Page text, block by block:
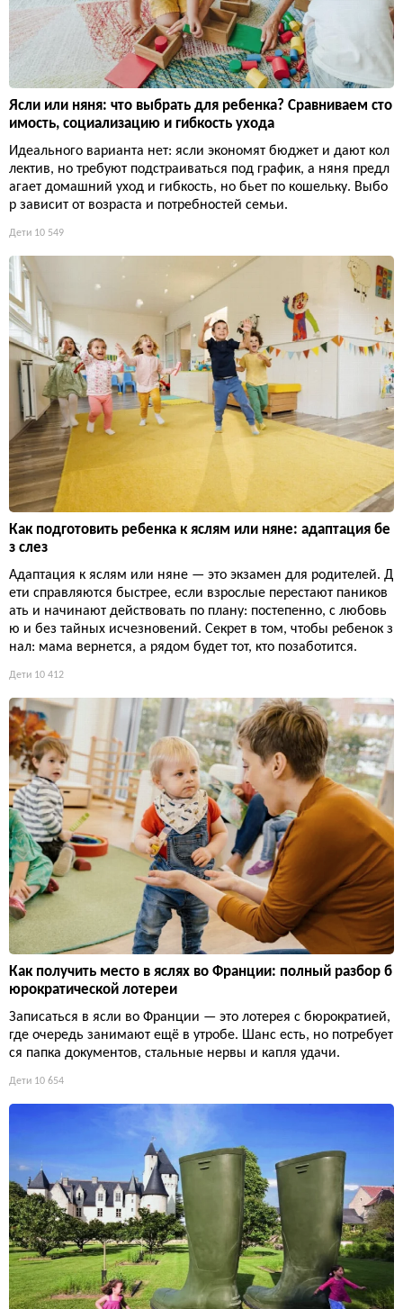
Ясли или няня: что выбрать для ребенка? Сравниваем сто
имость, социализацию и гибкость ухода
Идеального варианта нет: ясли экономят бюджет и дают кол
лектив, но требуют подстраиваться под график, а няня предл
агает домашний уход и гибкость, но бьет по кошельку. Выбо
р зависит от возраста и потребностей семьи.
Дети 10 549
Как подготовить ребенка к яслям или няне: адаптация бе
з слез
Адаптация к яслям или няне — это экзамен для родителей. Д
ети справляются быстрее, если взрослые перестают паников
ать и начинают действовать по плану: постепенно, с любовь
ю и без тайных исчезновений. Секрет в том, чтобы ребенок з
нал: мама вернется, а рядом будет тот, кто позаботится.
Дети 10 412
Как получить место в яслях во Франции: полный разбор б
юрократической лотереи
Записаться в ясли во Франции — это лотерея с бюрократией,
где очередь занимают ещё в утробе. Шанс есть, но потребует
ся папка документов, стальные нервы и капля удачи.
Дети 10 654